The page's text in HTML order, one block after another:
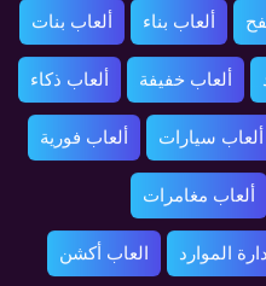
ألعاب بناء ألعاب بنات
ألعاب خفيفة ألعاب ذكاء
ألعاب سيارات ألعاب فورية
ألعاب مغامرات
الموارد العاب أكشن